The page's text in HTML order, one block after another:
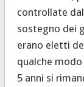
controllate
sostegno dei
erano eletti
qualche
5 anni si